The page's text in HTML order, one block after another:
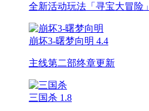
全新活动玩法「寻宝大冒险」
崩坏3-曙梦向明 4.4
主线第二部终章更新
三国杀 1.8